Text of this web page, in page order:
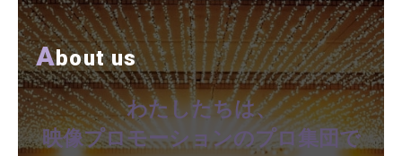
About us
わたしたちは、
映像プロモーションのプロ集団で